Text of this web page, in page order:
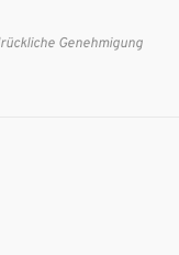
Genehmigung